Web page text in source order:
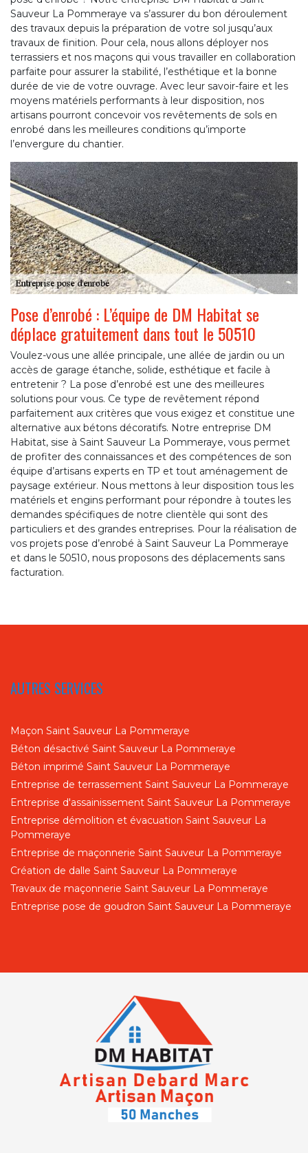
Sauveur La Pommeraye va s’assurer du bon déroulement
des travaux depuis la préparation de votre sol jusqu’aux
travaux de finition. Pour cela, nous allons déployer nos
terrassiers et nos maçons qui vous travailler en collaboration
parfaite pour assurer la stabilité, l’esthétique et la bonne
durée de vie de votre ouvrage. Avec leur savoir-faire et les
moyens matériels performants à leur disposition, nos
artisans pourront concevoir vos revêtements de sols en
enrobé dans les meilleures conditions qu’importe
l’envergure du chantier.
Pose d’enrobé : L’équipe de DM Habitat se
déplace gratuitement dans tout le 50510
Voulez-vous une allée principale, une allée de jardin ou un
accès de garage étanche, solide, esthétique et facile à
entretenir ? La pose d’enrobé est une des meilleures
solutions pour vous. Ce type de revêtement répond
parfaitement aux critères que vous exigez et constitue une
alternative aux bétons décoratifs. Notre entreprise DM
Habitat, sise à Saint Sauveur La Pommeraye, vous permet
de profiter des connaissances et des compétences de son
équipe d’artisans experts en TP et tout aménagement de
paysage extérieur. Nous mettons à leur disposition tous les
matériels et engins performant pour répondre à toutes les
demandes spécifiques de notre clientèle qui sont des
particuliers et des grandes entreprises. Pour la réalisation de
vos projets pose d’enrobé à Saint Sauveur La Pommeraye
et dans le 50510, nous proposons des déplacements sans
facturation.
AUTRES SERVICES
Maçon Saint Sauveur La Pommeraye
Béton désactivé Saint Sauveur La Pommeraye
Béton imprimé Saint Sauveur La Pommeraye
Entreprise de terrassement Saint Sauveur La Pommeraye
Entreprise d'assainissement Saint Sauveur La Pommeraye
Entreprise démolition et évacuation Saint Sauveur La
Pommeraye
Entreprise de maçonnerie Saint Sauveur La Pommeraye
Création de dalle Saint Sauveur La Pommeraye
Travaux de maçonnerie Saint Sauveur La Pommeraye
Entreprise pose de goudron Saint Sauveur La Pommeraye